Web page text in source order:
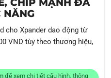
CHIP MẠNH ĐA
NĂNG
cho Xpander dao động từ
VND tùy theo thương hiệu,
để xem chi tiết cấu hình, thông